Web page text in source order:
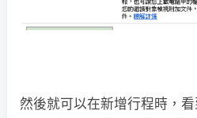
然後就可以在新增行程時，